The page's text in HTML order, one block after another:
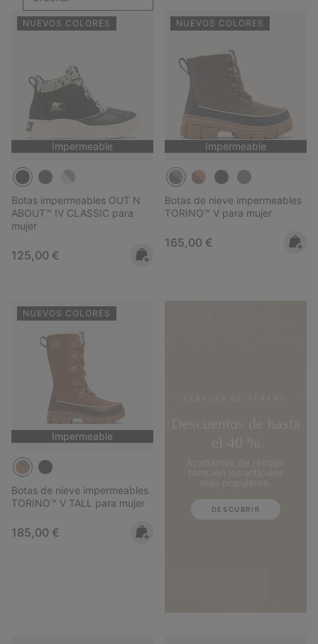
NUEVOS COLORES
Impermeable
Botas impermeables OUT N
ABOUT™ IV CLASSIC para
mujer
Regular price:
125,00 €
NUEVOS COLORES
Impermeable
Botas de nieve impermeables
TORINO™ V para mujer
Regular price:
165,00 €
NUEVOS COLORES
Impermeable
Botas de nieve impermeables
TORINO™ V TALL para mujer
Regular price:
185,00 €
DESCUBRIR